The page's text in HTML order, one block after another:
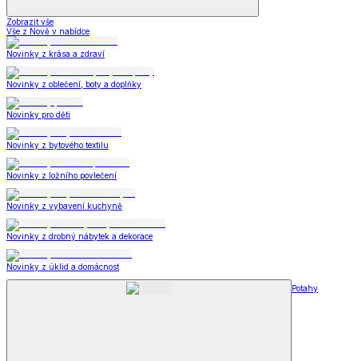
Zobrazit vše
Vše z Nově v nabídce
Novinky z krása a zdraví
Novinky z oblečení, boty a doplňky
Novinky pro děti
Novinky z bytového textilu
Novinky z ložního povlečení
Novinky z vybavení kuchyně
Novinky z drobný nábytek a dekorace
Novinky z úklid a domácnost
Potahy